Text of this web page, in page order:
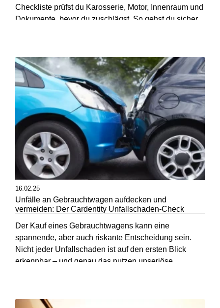
Checkliste prüfst du Karosserie, Motor, Innenraum und
Dokumente, bevor du zuschlägst. So gehst du sicher,
16.02.25
Unfälle an Gebrauchtwagen aufdecken und
vermeiden: Der Cardentity Unfallschaden-Check
Der Kauf eines Gebrauchtwagens kann eine
spannende, aber auch riskante Entscheidung sein.
Nicht jeder Unfallschaden ist auf den ersten Blick
erkennbar – und genau das nutzen unseriöse